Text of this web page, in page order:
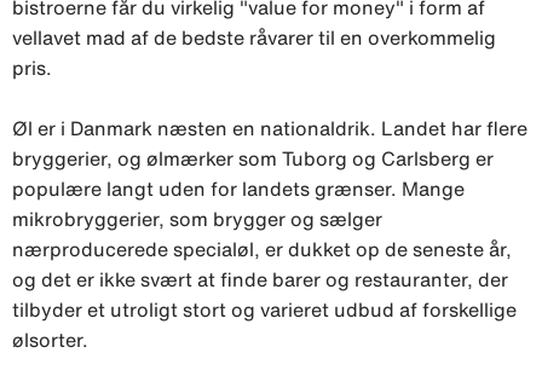
bistroerne får du virkelig "value for money" i form af
vellavet mad af de bedste råvarer til en overkommelig
pris.
Øl er i Danmark næsten en nationaldrik. Landet har flere
bryggerier, og ølmærker som Tuborg og Carlsberg er
populære langt uden for landets grænser. Mange
mikrobryggerier, som brygger og sælger
nærproducerede specialøl, er dukket op de seneste år,
og det er ikke svært at finde barer og restauranter, der
tilbyder et utroligt stort og varieret udbud af forskellige
ølsorter.